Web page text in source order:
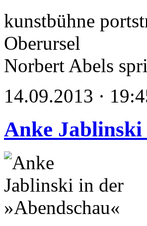
kunstbühne
Oberursel
Norbert Abels
14.09.2013 ·
Anke Jablinski